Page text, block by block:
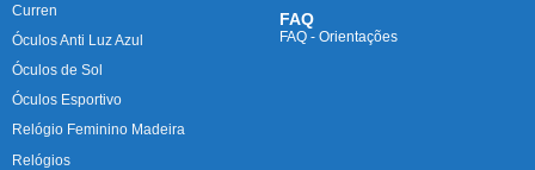
Curren
Óculos Anti Luz Azul
Óculos de Sol
Óculos Esportivo
Relógio Feminino Madeira
Relógios
FAQ
FAQ - Orientações